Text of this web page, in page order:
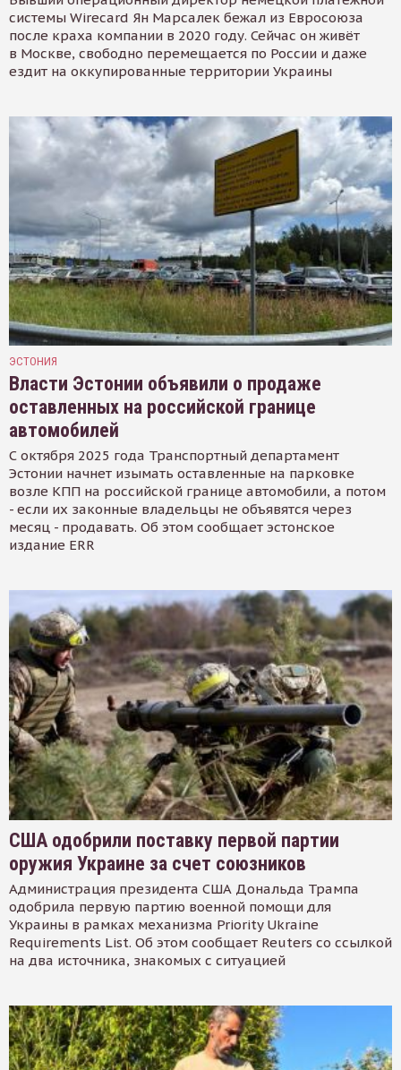
системы Wirecard Ян Марсалек бежал из Евросоюза
после краха компании в 2020 году. Сейчас он живёт
в Москве, свободно перемещается по России и даже
ездит на оккупированные территории Украины
ЭСТОНИЯ
Власти Эстонии объявили о продаже
оставленных на российской границе
автомобилей
С октября 2025 года Транспортный департамент
Эстонии начнет изымать оставленные на парковке
возле КПП на российской границе автомобили, а потом
- если их законные владельцы не объявятся через
месяц - продавать. Об этом сообщает эстонское
издание ERR
США одобрили поставку первой партии
оружия Украине за счет союзников
Администрация президента США Дональда Трампа
одобрила первую партию военной помощи для
Украины в рамках механизма Priority Ukraine
Requirements List. Об этом сообщает Reuters со ссылкой
на два источника, знакомых с ситуацией